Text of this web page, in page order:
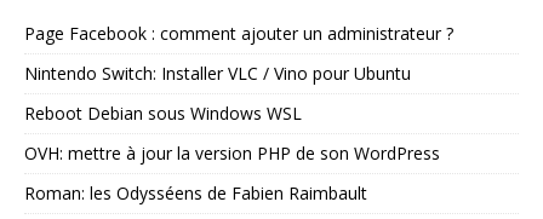
Page Facebook : comment ajouter un administrateur ?
Nintendo Switch: Installer VLC / Vino pour Ubuntu
Reboot Debian sous Windows WSL
OVH: mettre à jour la version PHP de son WordPress
Roman: les Odysséens de Fabien Raimbault